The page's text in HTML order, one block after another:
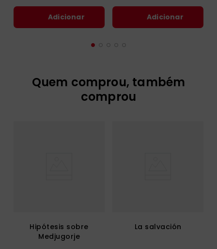
Adicionar Adicionar
Quem comprou, também
comprou
Hipótesis sobre
Medjugorje
La salvación